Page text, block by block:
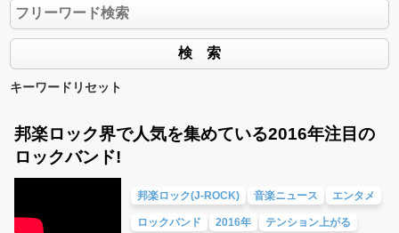
キーワードリセット
邦楽ロック界で人気を集めている2016年注目の
ロックバンド!
邦楽ロック(J-ROCK) 音楽ニュース エンタメ
ロックバンド 2016年 テンション上がる